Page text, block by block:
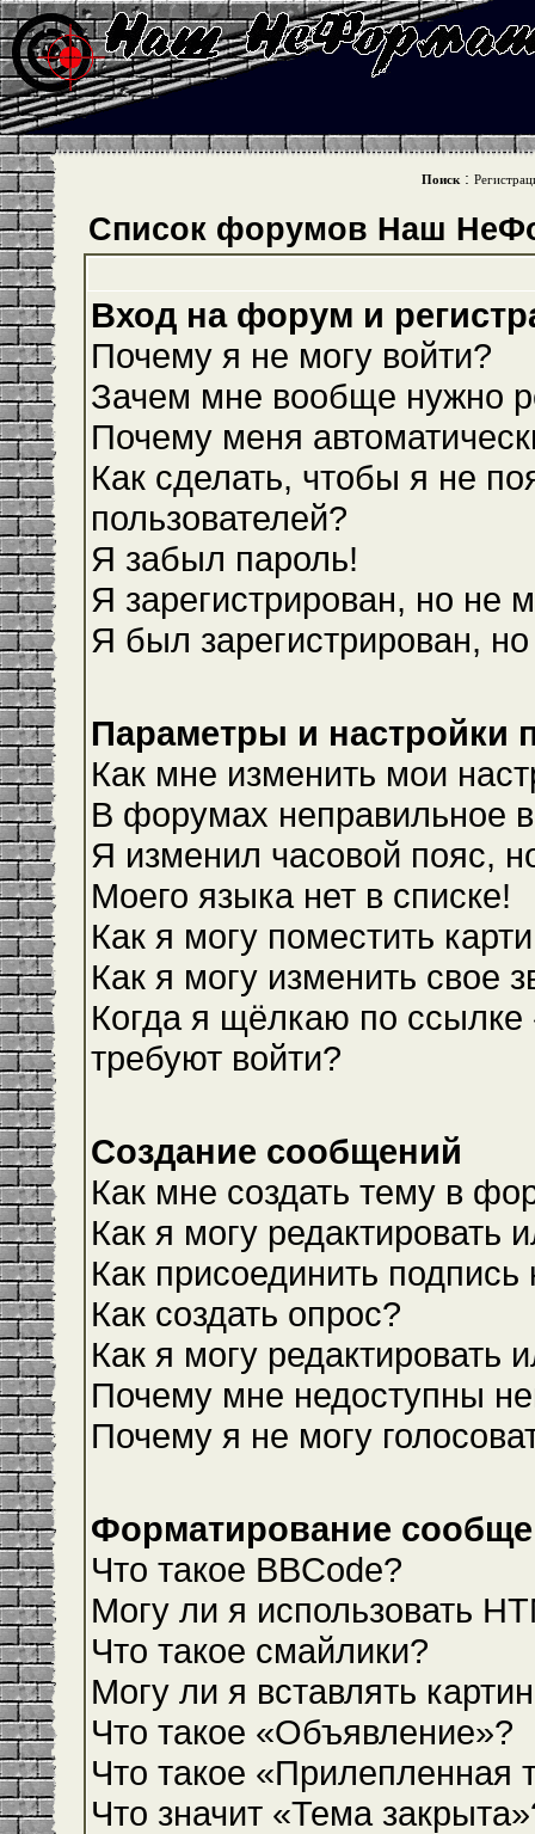
Поиск :
Список форумов Наш
Вход на форум и
Почему я не могу войти?
Зачем мне вообще нужно
Почему меня
Как сделать, чтобы я не
пользователей?
Я забыл пароль!
Я зарегистрирован, но не
Я был зарегистрирован,
Параметры и настройки
Как мне изменить мои
В форумах неправильное
Я изменил часовой пояс,
Моего языка нет в списке!
Как я могу поместить
Как я могу изменить свое
Когда я щёлкаю по ссылке
требуют войти?
Создание сообщений
Как мне создать тему в
Как я могу редактировать
Как присоединить
Как создать опрос?
Как я могу редактировать
Почему мне недоступны
Почему я не могу
Форматирование
Что такое BBCode?
Могу ли я использовать
Что такое смайлики?
Могу ли я вставлять
Что такое «Объявление»?
Что такое «Прилепленная
Что значит «Тема